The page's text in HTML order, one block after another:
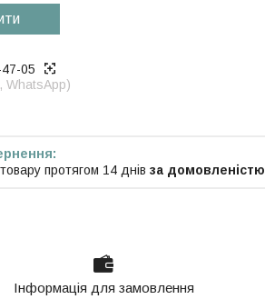
05
WhatsApp)
протягом 14 днів за домовленістю
Інформація для замовлення